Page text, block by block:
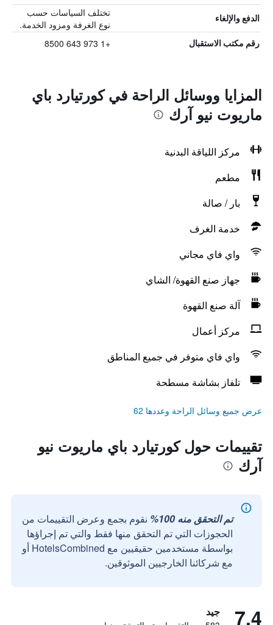
الدفع والإلغاء
تختلف السياسات حسب
نوع الغرفة ومزود الخدمة.
رقم مكتب الاستقبال +1 973 643 8500
المزايا ووسائل الراحة في كورتيارد باي
ماريوت نيو آرك
مركز اللياقة البدنية
مطعم
بار / صالة
خدمة الغرف
واي فاي مجاني
جهاز صنع القهوة/ الشاي
آلة صنع القهوة
مركز أعمال
واي فاي متوفر في جميع المناطق
تلفاز بشاشة مسطحة
عرض جميع وسائل الراحة وعددها 62
تقييمات حول كورتيارد باي ماريوت نيو
آرك
تم التحقق منه 100%
نقوم بجمع وعرض التقييمات من
الحجوزات التي تم التحقق منها فقط والتي تم إجراؤها
بواسطة مستخدمين حقيقيين مع HotelsCombined أو
مع شركائنا الخارجيين الموثوقين.
7.4 جيد